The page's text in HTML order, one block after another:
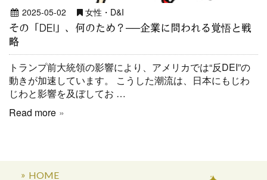
2025-05-02 女性・D&I
その「DEI」、何のため？──企業に問われる覚悟と戦
略
トランプ前大統領の影響により、アメリカでは“反DEI”の
動きが加速しています。 こうした潮流は、日本にもじわ
じわと影響を及ぼしてお …
Read more
HOME